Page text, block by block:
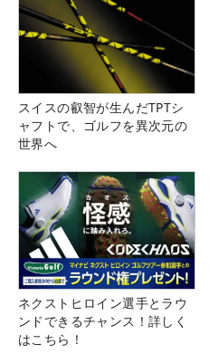
スイスの叡智が生んだTPTシ
ャフトで、ゴルフを異次元の
世界へ
ネクストヒロイン選手とラウ
ンドできるチャンス！詳しく
はこちら！